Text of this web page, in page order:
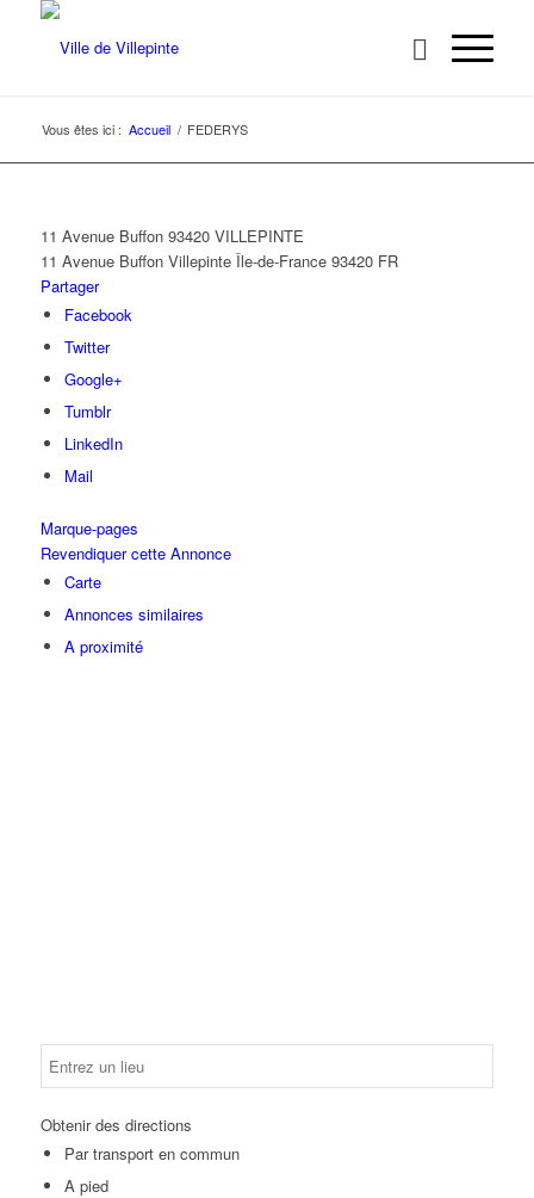
Vous êtes ici : Accueil / FEDERYS
11 Avenue Buffon 93420 VILLEPINTE
11 Avenue Buffon Villepinte Île-de-France 93420 FR
Partager
Facebook
Twitter
Google+
Tumblr
LinkedIn
Mail
Marque-pages
Revendiquer cette Annonce
Carte
Annonces similaires
A proximité
Obtenir des directions
Par transport en commun
A pied